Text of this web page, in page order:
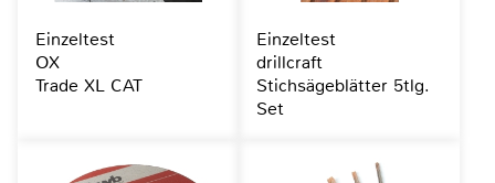
Einzeltest
OX
Trade XL CAT
Einzeltest
drillcraft
Stichsägeblätter 5tlg.
Set